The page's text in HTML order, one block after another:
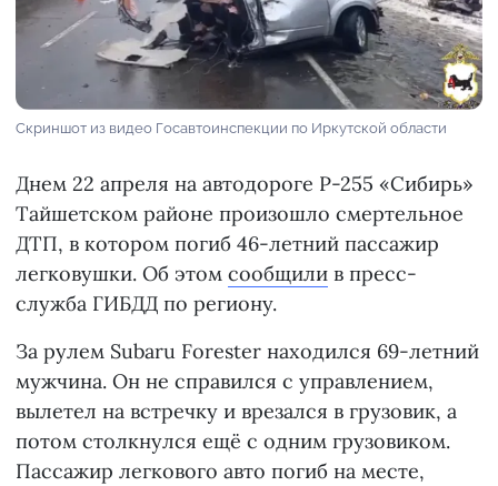
Скриншот из видео Госавтоинспекции по Иркутской области
Днем 22 апреля на автодороге Р-255 «Сибирь»
Тайшетском районе произошло смертельное
ДТП, в котором погиб 46-летний пассажир
легковушки. Об этом сообщили в пресс-
служба ГИБДД по региону.
За рулем Subaru Forester находился 69-летний
мужчина. Он не справился с управлением,
вылетел на встречку и врезался в грузовик, а
потом столкнулся ещё с одним грузовиком.
Пассажир легкового авто погиб на месте,